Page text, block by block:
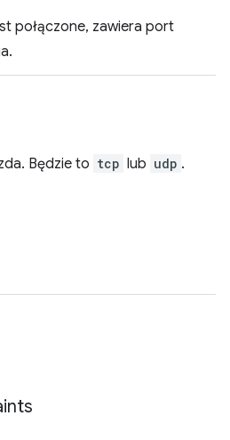
połączone, zawiera port
Będzie to tcp lub udp .